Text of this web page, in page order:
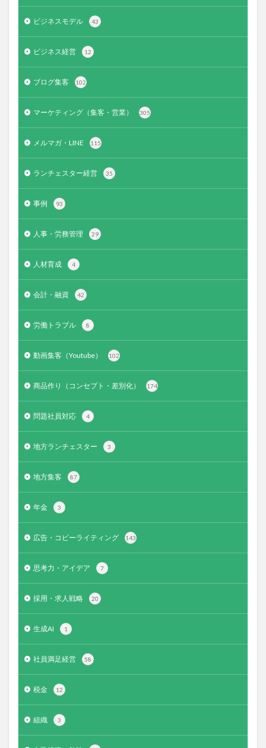
ビジネスモデル 43
ビジネス経営 12
ブログ集客 102
マーケティング（集客・営業） 305
メルマガ・LINE 115
ランチェスター経営 35
事例 93
人事・労務管理 29
人材育成 4
会計・融資 42
労働トラブル 8
動画集客（Youtube） 102
商品作り（コンセプト・差別化） 174
問題社員対応 4
地方ランチェスター 3
地方集客 87
年金 3
広告・コピーライティング 143
思考力・アイデア 7
採用・求人戦略 20
生成AI 1
社員満足経営 58
税金 12
組織 3